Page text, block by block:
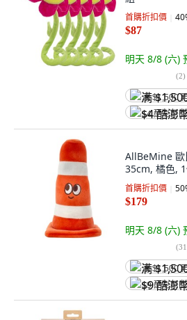
首購折扣價 40
$87
明天 8/8 (六)
(2)
满 $1,500
$4 酷澎幣
AllBeMine 歐
35cm, 橘色,
首購折扣價 50
$179
明天 8/8 (六)
(31
满 $1,500
$9 酷澎幣